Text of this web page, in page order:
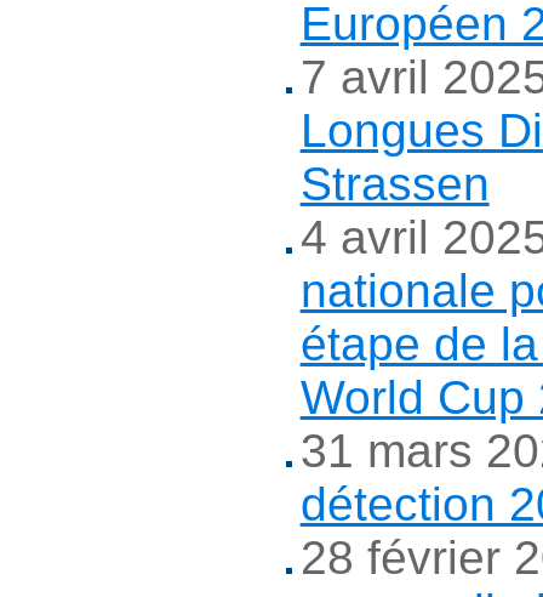
Européen
7 avril
Longues
Strassen
4 avril
nationale
étape de
World Cup
31 mars
détection
28 février